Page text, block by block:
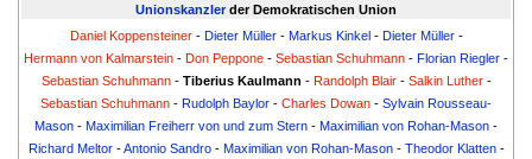
Unionskanzlerder Demokratischen Union
Daniel Koppensteiner- Dieter Müller- Markus Kinkel- Dieter Müller-
Hermann von Kalmarstein - Don Peppone - Sebastian Schuhmann - Florian Riegler -
Sebastian Schuhmann- Tiberius Kaulmann - Randolph Blair- Salkin Luther-
Sebastian Schuhmann - Rudolph Baylor - Charles Dowan - Sylvain Rousseau-
Mason - Maximilian Freiherr von und zum Stern - Maximilian von Rohan-Mason -
Richard Meltor-Antonio Sandro- Maximilian von Rohan-Mason- Theodor Klatten-